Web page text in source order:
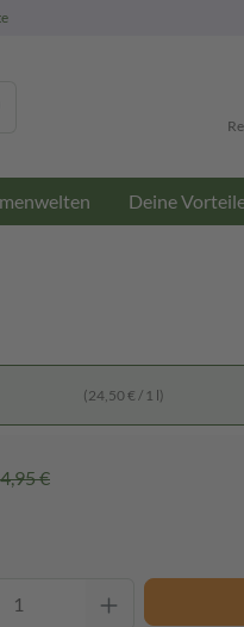
Deine
(24,50 € / 1 l)
4,95 €